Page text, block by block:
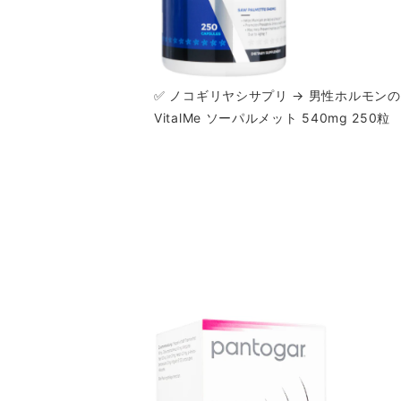
✅ ノコギリヤシサプリ → 男性ホルモン
VitalMe ソーパルメット 540mg 250粒